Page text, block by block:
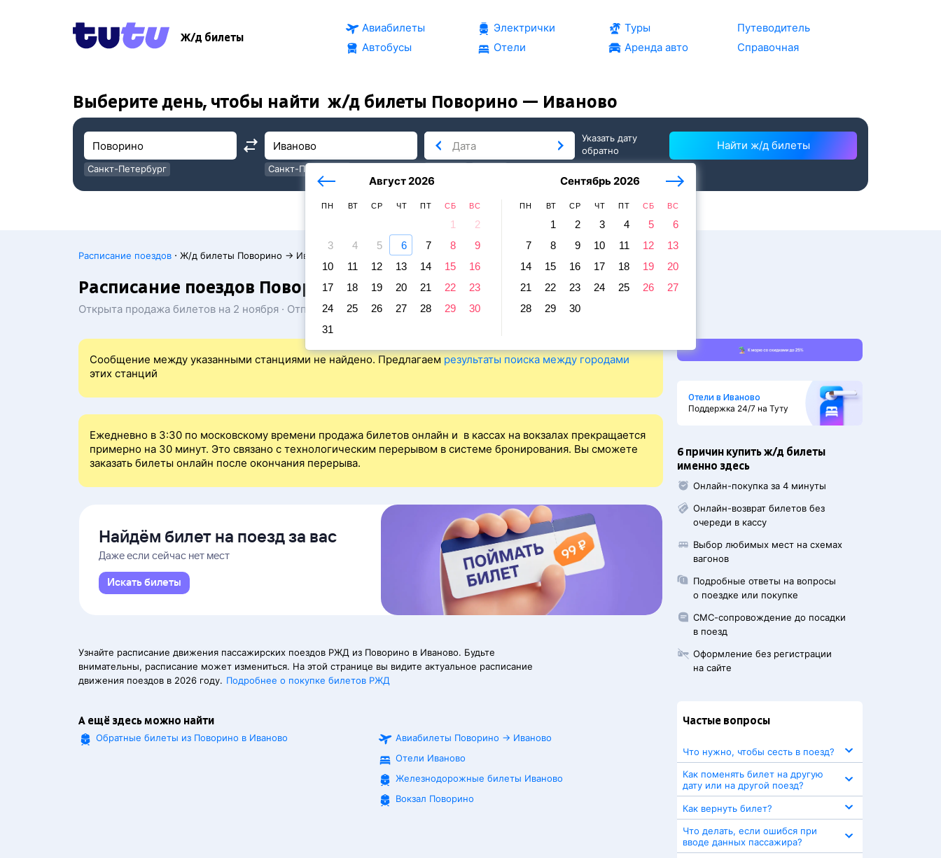
Ж/д билеты
Авиабилеты
Автобусы
Электрички
Отели
Туры
Аренда авто
Путеводитель
Справочная
Выберите день, чтобы найти ж/д билеты Поворино — Иваново
Санкт-Петербург
Санкт-Петербург
Август 2026
ПН ВТ СР ЧТ ПТ СБ ВС
1
2
3
4 5 6 7 8
9
10
11 12 13 14 15
16
17
18 19 20 21 22
23
24
25 26 27 28 29
30
31
Сентябрь 2026
ПН ВТ СР ЧТ ПТ СБ ВС
1 2 3 4 5
6
7
8 9 10 11 12
13
14
15 16 17 18 19
20
21
22 23 24 25 26
27
28
29 30
послезавтра
Указать дату
обратно
Найти ж/д билеты
Расписание поездов · Ж/д билеты Поворино → Иваново
Расписание поездов Поворино — Иваново
Открыта продажа билетов на 2 ноября · Отправление и прибытие по местному времени. Цены за 1 пассажира
Сообщение между указанными станциями не найдено. Предлагаем результаты поиска между городами
этих станций
Ежедневно в 3:30 по московскому времени продажа билетов онлайн и в кассах на вокзалах прекращается
примерно на 30 минут. Это связано с технологическим перерывом в системе бронирования. Вы сможете
заказать билеты онлайн после окончания перерыва.
Найдём билет на поезд за вас
Даже если сейчас нет мест
Искать билеты
Узнайте расписание движения пассажирских поездов РЖД из Поворино в Иваново. Будьте
внимательны, расписание может измениться. На этой странице вы видите актуальное расписание
движения поездов в 2026 году. Подробнее о покупке билетов РЖД
А ещё здесь можно найти
Обратные билеты из Поворино в Иваново Авиабилеты Поворино → Иваново
Отели Иваново
Железнодорожные билеты Иваново
Вокзал Поворино
Отели в Иваново
Поддержка 24/7 на Туту
6 причин купить ж/д билеты
именно здесь
Онлайн-покупка за 4 минуты
Онлайн-возврат билетов без
очереди в кассу
Выбор любимых мест на схемах
вагонов
Подробные ответы на вопросы
о поездке или покупке
СМС-сопровождение до посадки
в поезд
Оформление без регистрации
на сайте
Частые вопросы
Что нужно, чтобы сесть в поезд?
Как поменять билет на другую
дату или на другой поезд?
Как вернуть билет?
Что делать, если ошибся при
вводе данных пассажира?